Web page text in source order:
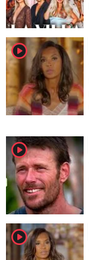
player2
player2
player2